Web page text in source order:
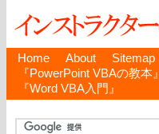
Home About Sitemap
『PowerPoint VBAの教本』
『Word VBA入門』